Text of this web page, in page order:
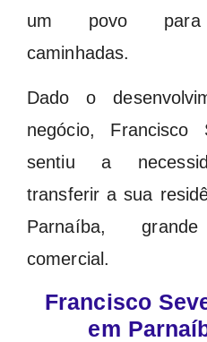
um povo para
caminhadas.
Dado o
negócio, Francisco
sentiu a
transferir a sua
Parnaíba,
comercial.
Francisco
em